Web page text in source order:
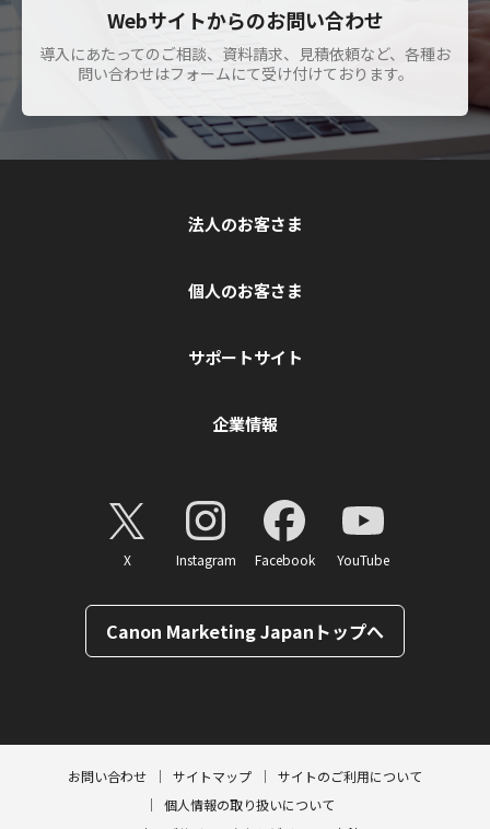
Webサイトからのお問い合わせ
導入にあたってのご相談、資料請求、見積依頼など、各種お
問い合わせはフォームにて受け付けております。
法人のお客さま
個人のお客さま
サポートサイト
企業情報
X Instagram Facebook YouTube
Canon Marketing Japanトップへ
お問い合わせ サイトマップ
サイトのご利用について
個人情報の取り扱いについて